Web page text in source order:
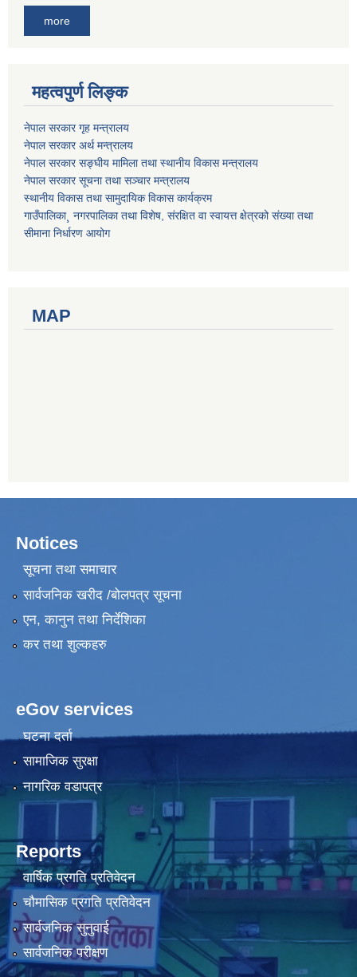
more
महत्वपुर्ण लिङ्क
नेपाल सरकार गृह मन्त्रालय
नेपाल सरकार अर्थ मन्त्रालय
नेपाल सरकार सङ्घीय मामिला तथा स्थानीय विकास मन्त्रालय
नेपाल सरकार सूचना तथा सञ्चार मन्त्रालय
स्थानीय विकास तथा सामुदायिक विकास कार्यक्रम
गाउँपालिका¸ नगरपालिका तथा विशेष, संरक्षित वा स्वायत्त क्षेत्रको संख्या तथा
सीमाना निर्धारण आयोग
MAP
Notices
सूचना तथा समाचार
सार्वजनिक खरीद /बोलपत्र सूचना
एन, कानुन तथा निर्देशिका
कर तथा शुल्कहरु
eGov services
घटना दर्ता
सामाजिक सुरक्षा
नागरिक वडापत्र
Reports
वार्षिक प्रगति प्रतिवेदन
चौमासिक प्रगति प्रतिवेदन
सार्वजनिक सुनुवाई
सार्वजनिक परीक्षण